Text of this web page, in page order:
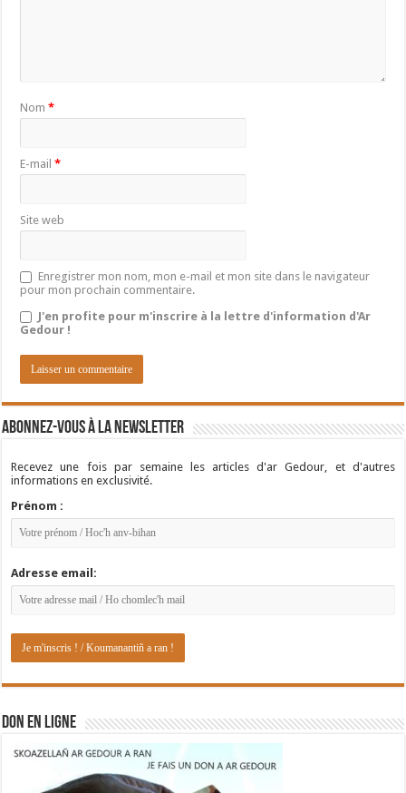
Nom*
E-mail*
Site web
Enregistrer mon nom, mon e-mail et mon site dans le navigateur
pour mon prochain commentaire.
J'en profite pour m'inscrire à la lettre d'information d'Ar
Gedour !
Abonnez-vous à la newsletter
Recevez une fois par semaine les articles d'ar Gedour, et d'autres
informations en exclusivité.
Prénom :
Adresse email:
DON EN LIGNE